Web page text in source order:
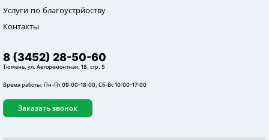
Услуги по благоустрйоству
Контакты
8 (3452) 28-50-60
Тюмень, ул. Авторемонтная, 18, стр. 5
Время работы: Пн-Пт 09:00-18:00, Сб-Вс 10:00-17:00
Заказать звонок